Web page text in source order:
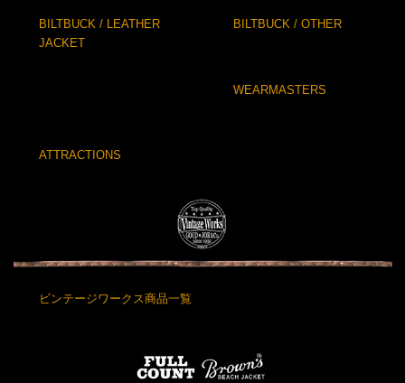
BILTBUCK / LEATHER
JACKET
BILTBUCK / OTHER
WEARMASTERS
ATTRACTIONS
ビンテージワークス商品一覧